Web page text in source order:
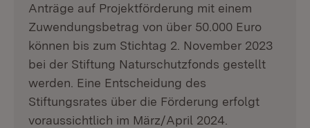
Anträge auf Projektförderung mit einem
Zuwendungsbetrag von über 50.000 Euro
können bis zum Stichtag 2. November 2023
bei der Stiftung Naturschutzfonds gestellt
werden. Eine Entscheidung des
Stiftungsrates über die Förderung erfolgt
voraussichtlich im März/April 2024.